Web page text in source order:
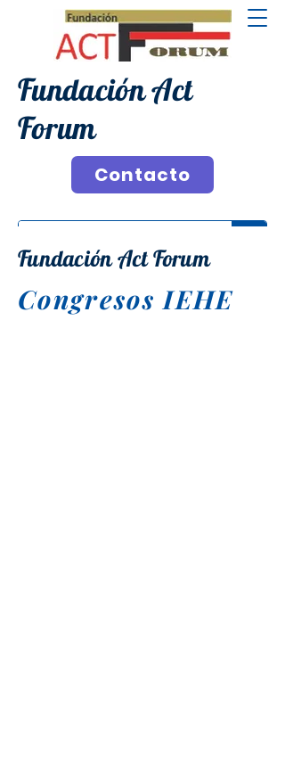
Fundación Act
Forum
Contacto
Fundación Act Forum
Congresos IEHE